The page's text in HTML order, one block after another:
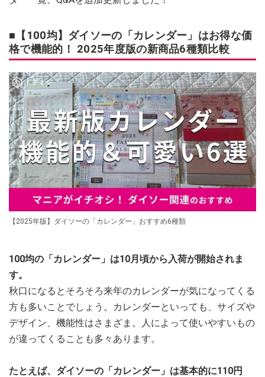
■【100均】ダイソーの「カレンダー」はお得な価
格で機能的！ 2025年度版の新商品6種類比較
【2025年版】ダイソーの「カレンダー」おすすめ6種類
100均の「カレンダー」は10月頃から入荷が開始されま
す。
秋口になるとそろそろ来年のカレンダーが気になってくる
方も多いことでしょう。カレンダーといっても、サイズや
デザイン、機能性はさまざま。人によって使いやすいもの
が違ってくることも多々あります。
たとえば、ダイソーの「カレンダー」は基本的に110円